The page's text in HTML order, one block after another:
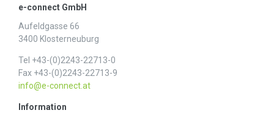
e-connect GmbH
Aufeldgasse 66
3400 Klosterneuburg
Tel +43-(0)2243-22713-0
Fax +43-(0)2243-22713-9
info@e-connect.at
Information